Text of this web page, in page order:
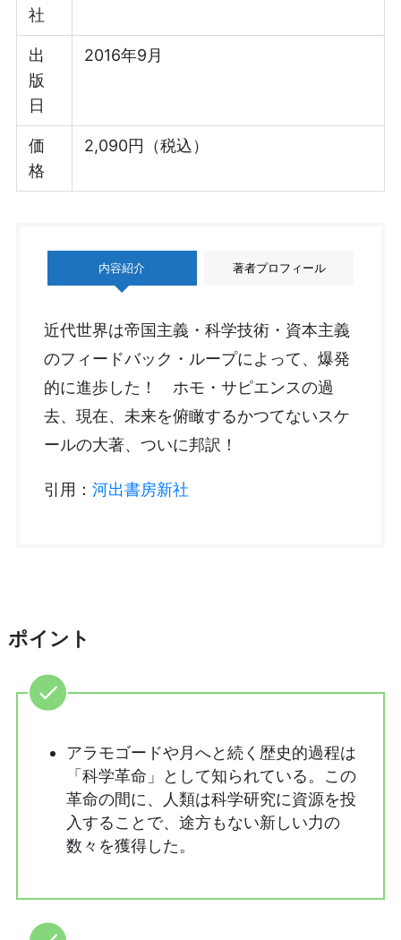
社
出
版
日
2016年9月
価
格
2,090円（税込）
内容紹介 著者プロフィール
近代世界は帝国主義・科学技術・資本主義
のフィードバック・ループによって、爆発
的に進歩した！ ホモ・サピエンスの過
去、現在、未来を俯瞰するかつてないスケ
ールの大著、ついに邦訳！
引用： 河出書房新社
ポイント
アラモゴードや月へと続く歴史的過程は
「科学革命」として知られている。この
革命の間に、人類は科学研究に資源を投
入することで、途方もない新しい力の
数々を獲得した。